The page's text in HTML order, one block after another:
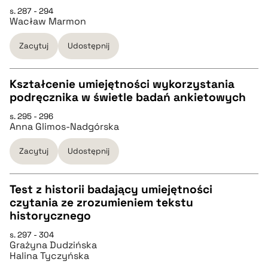
pobierz cytat
pobierz cytat
BIBTEX
pobierz cytat
s. 287 - 294
Wacław Marmon
Zacytuj Udostępnij
CZYSTY TEKST
pobierz cytat
BIBTEX
pobierz cytat
Kształcenie umiejętności wykorzystania
podręcznika w świetle badań ankietowych
s. 295 - 296
Anna Glimos-Nadgórska
Zacytuj Udostępnij
CZYSTY TEKST
pobierz cytat
Test z historii badający umiejętności
czytania ze zrozumieniem tekstu
historycznego
s. 297 - 304
Grażyna Dudzińska
Halina Tyczyńska